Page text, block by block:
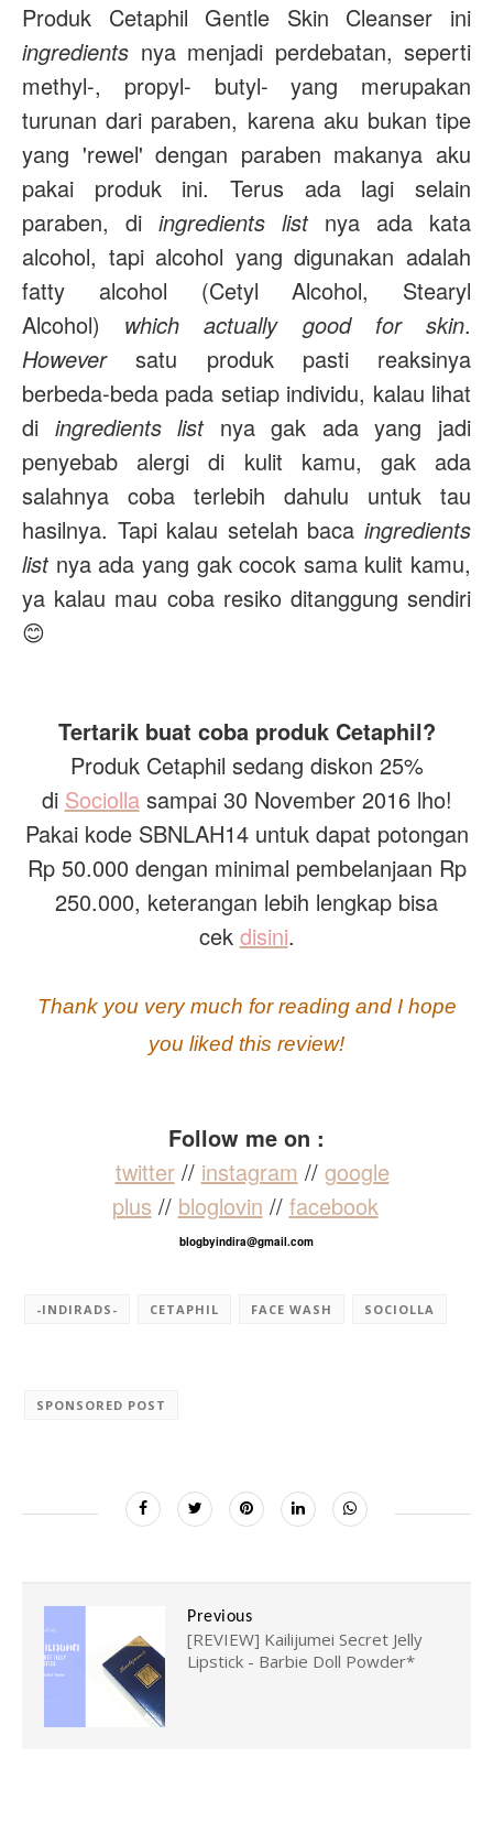
Produk Cetaphil Gentle Skin Cleanser ini
ingredients nya menjadi perdebatan, seperti
methyl-, propyl- butyl- yang merupakan
turunan dari paraben, karena aku bukan tipe
yang 'rewel' dengan paraben makanya aku
pakai produk ini. Terus ada lagi selain
paraben, di ingredients listnya ada kata
alcohol, tapi alcohol yang digunakan adalah
fatty alcohol (Cetyl Alcohol, Stearyl
Alcohol)
which actually good for skin.
Howeversatu produk pasti reaksinya
berbeda-beda pada setiap individu, kalau lihat
di ingredients listnya gak ada yang jadi
penyebab alergi di kulit kamu, gak ada
salahnya coba terlebih dahulu untuk tau
hasilnya. Tapi kalau setelah baca ingredients
listnya ada yang gak cocok sama kulit kamu,
ya kalau mau coba resiko ditanggung sendiri
😊
Tertarik buat coba produk Cetaphil?
Produk Cetaphil sedang diskon 25%
di Sociollasampai 30 November 2016 lho!
Pakai kode SBNLAH14 untuk dapat potongan
Rp 50.000 dengan minimal pembelanjaan Rp
250.000, keterangan lebih lengkap bisa
cek disini.
Thank you very much for reading and I hope
you liked this review!
Follow me on :
twitter// instagram // google
plus // bloglovin // facebook
blogbyindira@gmail.com
-INDIRADS- CETAPHIL FACE WASH SOCIOLLA
SPONSORED POST
Previous
[REVIEW] Kailijumei Secret Jelly
Lipstick - Barbie Doll Powder*